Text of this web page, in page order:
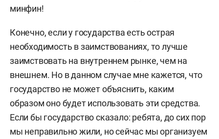
минфин!
Конечно, если у государства есть острая
необходимость в заимствованиях, то лучше
заимствовать на внутреннем рынке, чем на
внешнем. Но в данном случае мне кажется, что
государство не может объяснить, каким
образом оно будет использовать эти средства.
Если бы государство сказало: ребята, до сих пор
мы неправильно жили, но сейчас мы организуем